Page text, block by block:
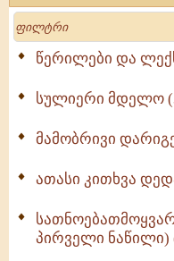
Search
წერილები და
სულიერი მდელო
მამობრივი
ათასი კითხვა
პირველი ნაწილი)